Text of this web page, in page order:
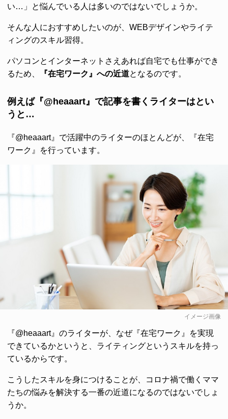
い…」と悩んでいる人は多いのではないでしょうか。
そんな人におすすめしたいのが、WEBデザインやライテ
ィングのスキル習得。
パソコンとインターネットさえあれば自宅でも仕事ができ
るため、
『在宅ワーク』への近道となるのです。
例えば『@heaaart』で記事を書くライターはとい
うと…
『@heaaart』で活躍中のライターのほとんどが、『在宅
ワーク』を行っています。
イメージ画像
『@heaaart』のライターが、なぜ『在宅ワーク』を実現
できているかというと、ライティングというスキルを持っ
ているからです。
こうしたスキルを身につけることが、コロナ禍で働くママ
たちの悩みを解決する一番の近道になるのではないでしょ
うか。